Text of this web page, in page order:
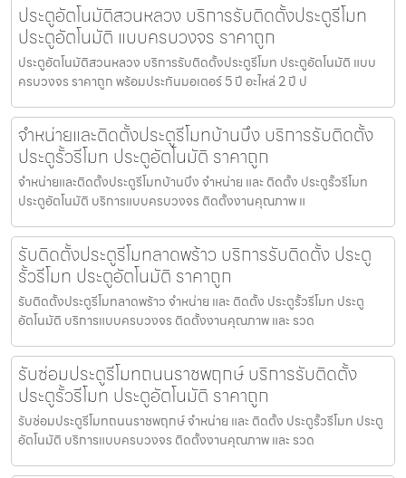
ประตูอัตโนมัติสวนหลวง บริการรับติดตั้งประตูรีโมท
ประตูอัตโนมัติ แบบครบวงจร ราคาถูก
ประตูอัตโนมัติสวนหลวง บริการรับติดตั้งประตูรีโมท ประตูอัตโนมัติ แบบ
ครบวงจร ราคาถูก พร้อมประกันมอเตอร์ 5 ปี อะไหล่ 2 ปี ป
จำหน่ายและติดตั้งประตูรีโมทบ้านบึง บริการรับติดตั้ง
ประตูรั้วรีโมท ประตูอัตโนมัติ ราคาถูก
จำหน่ายและติดตั้งประตูรีโมทบ้านบึง จำหน่าย และ ติดตั้ง ประตูรั้วรีโมท
ประตูอัตโนมัติ บริการแบบครบวงจร ติดตั้งงานคุณภาพ แ
รับติดตั้งประตูรีโมทลาดพร้าว บริการรับติดตั้ง ประตู
รั้วรีโมท ประตูอัตโนมัติ ราคาถูก
รับติดตั้งประตูรีโมทลาดพร้าว จำหน่าย และ ติดตั้ง ประตูรั้วรีโมท ประตู
อัตโนมัติ บริการแบบครบวงจร ติดตั้งงานคุณภาพ และ รวด
รับซ่อมประตูรีโมทถนนราชพฤกษ์ บริการรับติดตั้ง
ประตูรั้วรีโมท ประตูอัตโนมัติ ราคาถูก
รับซ่อมประตูรีโมทถนนราชพฤกษ์ จำหน่าย และ ติดตั้ง ประตูรั้วรีโมท ประตู
อัตโนมัติ บริการแบบครบวงจร ติดตั้งงานคุณภาพ และ รวด